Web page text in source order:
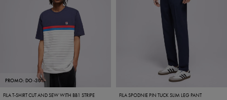
PROMO: DO -30%
FILA T-SHIRT CUT AND SEW WITH BB1 STRIPE FILA SPODNIE PIN TUCK SLIM LEG PANT